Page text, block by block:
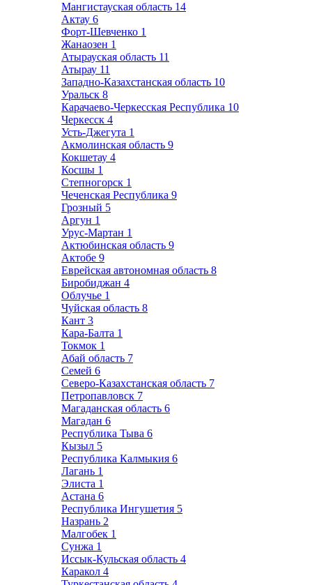
Мангистауская область 14
Актау 6
Форт-Шевченко 1
Жанаозен 1
Атырауская область 11
Атырау 11
Западно-Казахстанская область 10
Уральск 8
Карачаево-Черкесская Республика 10
Черкесск 4
Усть-Джегута 1
Акмолинская область 9
Кокшетау 4
Косшы 1
Степногорск 1
Чеченская Республика 9
Грозный 5
Аргун 1
Урус-Мартан 1
Актюбинская область 9
Актобе 9
Еврейская автономная область 8
Биробиджан 4
Облучье 1
Чуйская область 8
Кант 3
Кара-Балта 1
Токмок 1
Абай область 7
Семей 6
Северо-Казахстанская область 7
Петропавловск 7
Магаданская область 6
Магадан 6
Республика Тыва 6
Кызыл 5
Республика Калмыкия 6
Лагань 1
Элиста 1
Астана 6
Республика Ингушетия 5
Назрань 2
Малгобек 1
Сунжа 1
Иссык-Кульская область 4
Каракол 4